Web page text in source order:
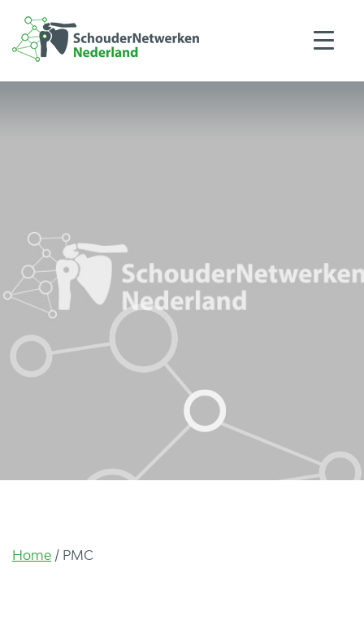
Home / PMC